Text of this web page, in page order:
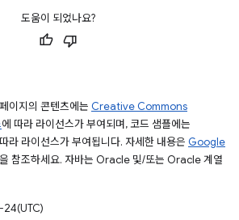
도움이 되었나요?
이지의 콘텐츠에는 Creative Commons
에 따라 라이선스가 부여되며, 코드 샘플에는
라 라이선스가 부여됩니다. 자세한 내용은 Google
을 참조하세요. 자바는 Oracle 및/또는 Oracle 계열